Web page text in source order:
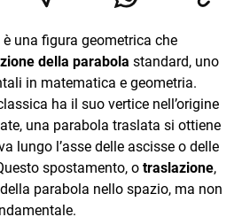
a Messina e in Economia
stato chiamato per una supplenza
di insegnamento A47. Ho poi
a Trieste nel sostegno e sono
2023
è una figura geometrica che
della parabola standard, uno
in matematica e geometria.
ha il suo vertice nell’origine
una parabola traslata si ottiene
lungo l’asse delle ascisse o delle
spostamento, o traslazione,
parabola nello spazio, ma non